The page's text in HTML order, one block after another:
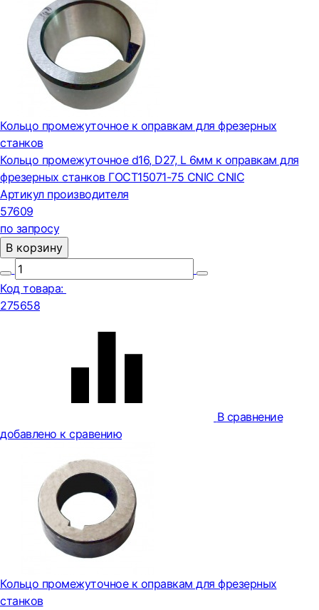
Кольцо промежуточное к оправкам для фрезерных
станков
Кольцо промежуточное d16, D27, L 6мм к оправкам для
фрезерных станков ГОСТ15071-75 CNIC CNIC
Артикул производителя
57609
по запросу
В корзину
Код товара:
275658
В сравнение
добавлено к сравению
Кольцо промежуточное к оправкам для фрезерных
станков